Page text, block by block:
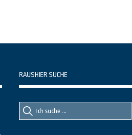
RAUSHIER SUCHE
Suche
nach::
Suche
nach: